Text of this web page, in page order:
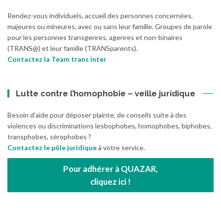
Rendez-vous individuels, accueil des personnes concernées,
majeures ou mineures, avec ou sans leur famille. Groupes de parole
pour les personnes transgenres, agenres et non-binaires
(TRANS@) et leur famille (TRANSparents).
Contactez la Team trans inter
Lutte contre l’homophobie – veille juridique
Besoin d’aide pour déposer plainte, de conseils suite à des
violences ou discriminations lesbophobes, homophobes, biphobes,
transphobes, sérophobes ?
Contactez le pôle juridiqueà votre service.
Pour adhérer à QUAZAR,
cliquez ici !